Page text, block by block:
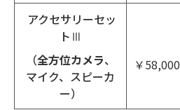
アクセサリーセッ
トⅢ
（全方位カメラ、
マイク、スピーカ
ー）
￥58,000